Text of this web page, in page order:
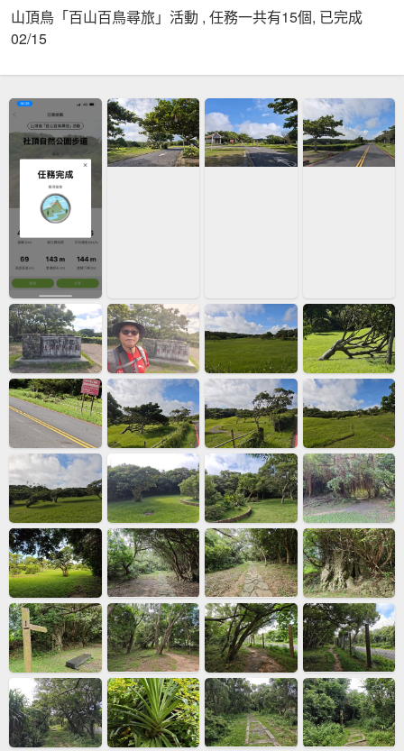
山頂鳥「百山百鳥尋旅」活動 , 任務一共有15個, 已完成
02/15